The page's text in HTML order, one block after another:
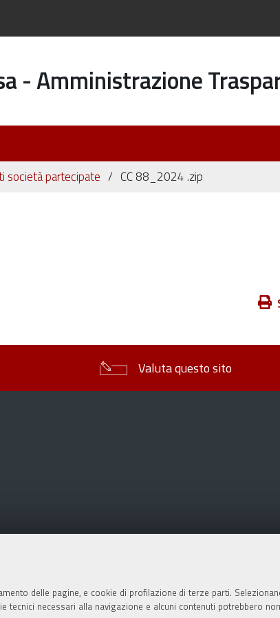
delle pagine, e cookie di profilazione di terze parti.
tecnici necessari alla navigazione e alcuni contenuti potrebbero
- Amministrazione
società partecipate CC 88_2024 .zip
Azioni
Valuta questo sito